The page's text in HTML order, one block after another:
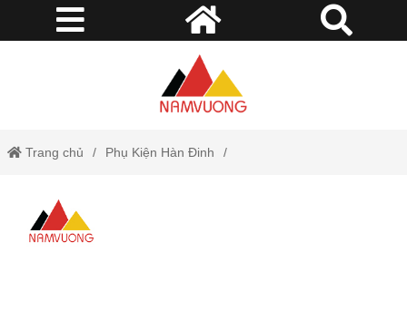
Trang chủ Phụ Kiện Hàn Đinh
Dây Điều Khiển Của Súng Bắn Đinh